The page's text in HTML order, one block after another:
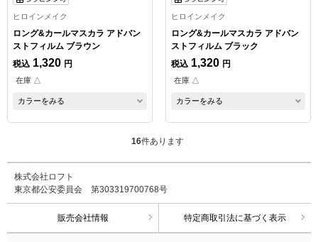
ヒロインメイク
ロング&カールマスカラ アドバン
ストフィルム ブラウン
税込 1,320 円
在庫 △
カラーをみる
ヒロインメイク
ロング&カールマスカラ アドバン
ストフィルム ブラック
税込 1,320 円
在庫 △
カラーをみる
16件あります
株式会社ロフト
東京都公安委員会 第303319700768号
販売会社情報 特定商取引法に基づく表示